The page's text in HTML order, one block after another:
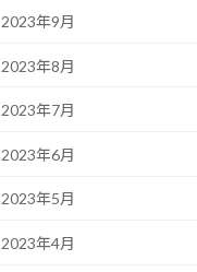
2023年9月
2023年8月
2023年7月
2023年6月
2023年5月
2023年4月